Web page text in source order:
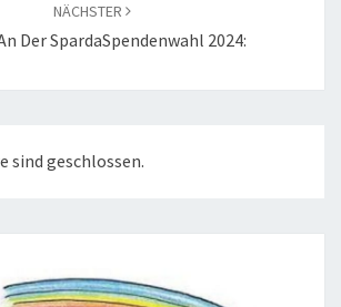
NÄCHSTER
Der SpardaSpendenwahl 2024:
sind geschlossen.